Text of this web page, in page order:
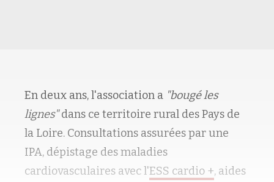
En deux ans, l'association a "bougé les
lignes"dans ce territoire rural des Pays de
la Loire. Consultations assurées par une
IPA, dépistage des maladies
cardiovasculaires avec l'ESS cardio +, aides